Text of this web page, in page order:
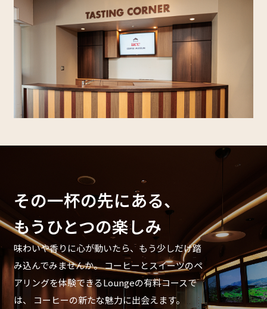
その一杯の先にある、
もうひとつの楽しみ
味わいや香りに心が動いたら、もう少しだけ踏
み込んでみませんか。コーヒーとスイーツのペ
アリングを体験できるLoungeの有料コースで
は、
コーヒーの新たな魅力に出会えます。